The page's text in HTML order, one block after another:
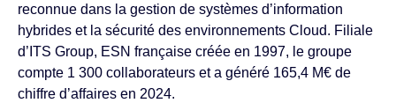
reconnue dans la gestion de systèmes d’information
hybrides et la sécurité des environnements Cloud. Filiale
d’ITS Group, ESN française créée en 1997, le groupe
compte 1 300 collaborateurs et a généré 165,4 M€ de
chiffre d’affaires en 2024.